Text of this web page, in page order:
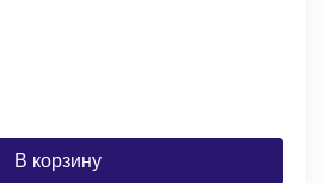
В корзину